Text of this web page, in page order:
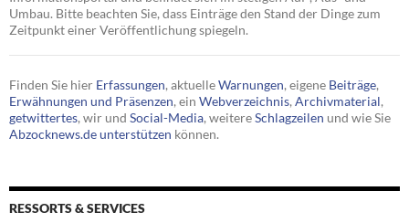
Umbau. Bitte beachten Sie, dass Einträge den Stand der Dinge zum
Zeitpunkt einer Veröffentlichung spiegeln.
Finden Sie hier Erfassungen, aktuelleWarnungen, eigene Beiträge,
Erwähnungen und Präsenzen, ein Webverzeichnis, Archivmaterial,
getwittertes, wir und Social-Media, weitereSchlagzeilen und wie Sie
Abzocknews.de unterstützen können.
RESSORTS & SERVICES